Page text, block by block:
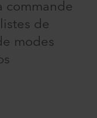
commande
de
modes